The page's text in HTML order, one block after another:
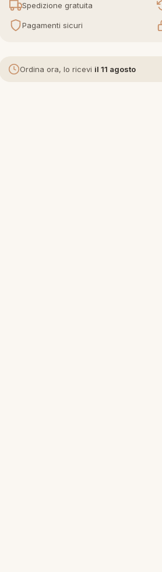
Spedizione gratuita
Pagamenti sicuri
Ordina ora, lo ricevi il 11 agosto